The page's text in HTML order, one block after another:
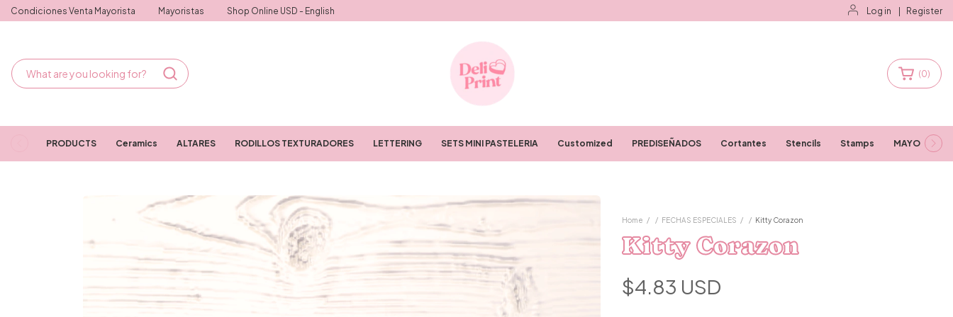
Condiciones Venta Mayorista Mayoristas Shop Online USD - English Log in Register
(0)
PRODUCTS Ceramics ALTARES RODILLOS TEXTURADORES LETTERING SETS MINI PASTELERIA Customized PREDISEÑADOS Cortantes Stencils Stamps MAYORISTAS
Home / / FECHAS ESPECIALES / / Kitty Corazon
Kitty Corazon
$4.83 USD